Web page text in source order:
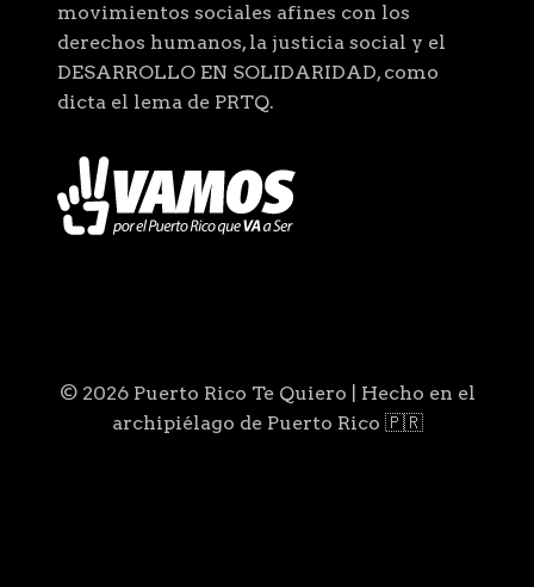
movimientos sociales afines con los
derechos humanos, la justicia social y el
DESARROLLO EN SOLIDARIDAD, como
dicta el lema de PRTQ.
© 2026 Puerto Rico Te Quiero | Hecho en el
archipiélago de Puerto Rico 🇵🇷